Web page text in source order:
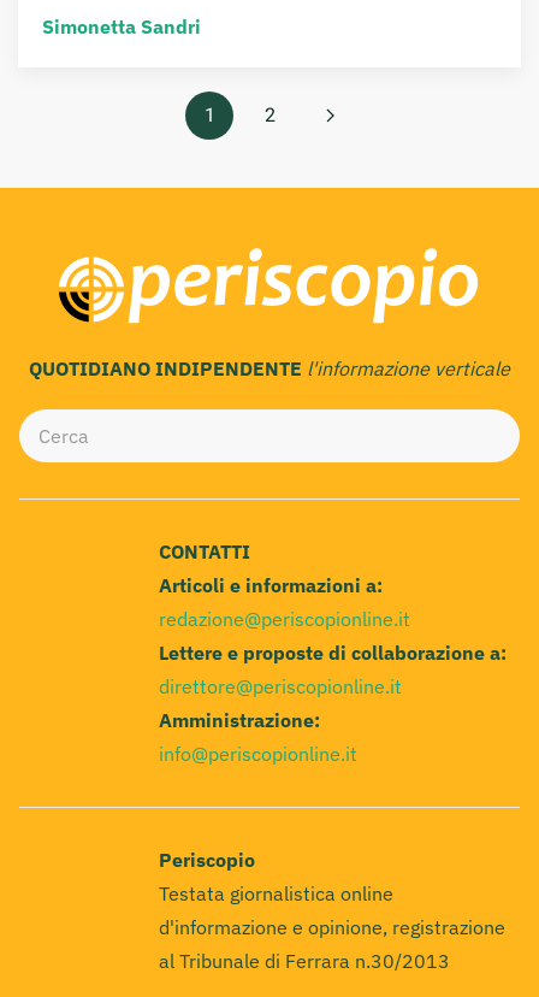
Simonetta Sandri
1 2
QUOTIDIANO INDIPENDENTE l'informazione verticale
CONTATTI
Articoli e informazioni a:
redazione@periscopionline.it
Lettere e proposte di collaborazione a:
direttore@periscopionline.it
Amministrazione:
info@periscopionline.it
Periscopio
Testata giornalistica online
d'informazione e opinione, registrazione
al Tribunale di Ferrara n.30/2013